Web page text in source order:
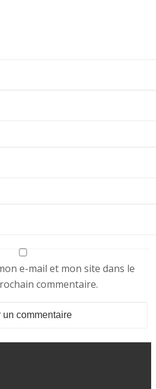
e-mail et mon site dans le
commentaire.